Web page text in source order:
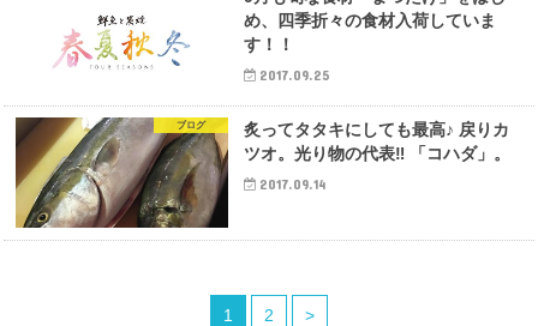
め、四季折々の食材入荷していま
す！！
2017.09.25
ブログ
炙ってタタキにしても最高♪ 戻りカ
ツオ。光り物の代表‼︎ 「コハダ」。
2017.09.14
1 2 >